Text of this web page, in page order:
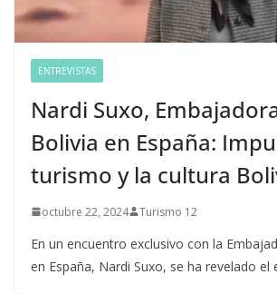
ENTREVISTAS
Nardi Suxo,
Bolivia en España:
turismo y la cultura
octubre 22, 2024 Turismo 12
En un encuentro exclusivo con la
en España, Nardi Suxo, se ha revelado el